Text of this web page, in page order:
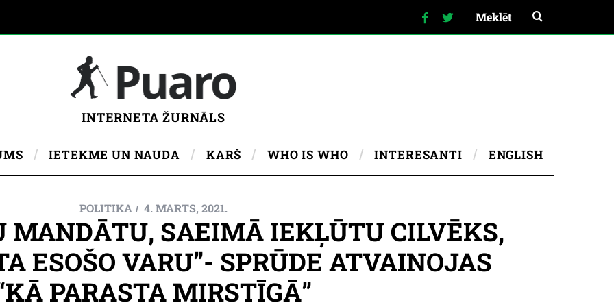
INTERNETA ŽURNĀLS
IETEKME UN NAUDA KARŠ WHO IS WHO INTERESANTI ENGLISH
POLITIKA 4. MARTS, 2021.
MANDĀTU, SAEIMĀ IEKĻŪTU CILVĒKS,
ESOŠO VARU”- SPRŪDE ATVAINOJAS
PARASTA MIRSTĪGĀ”